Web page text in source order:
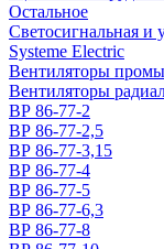
Остальное
Светосигнальная и
Systeme Electric
Вентиляторы
Вентиляторы
ВР 86-77-2
ВР 86-77-2,5
ВР 86-77-3,15
ВР 86-77-4
ВР 86-77-5
ВР 86-77-6,3
ВР 86-77-8